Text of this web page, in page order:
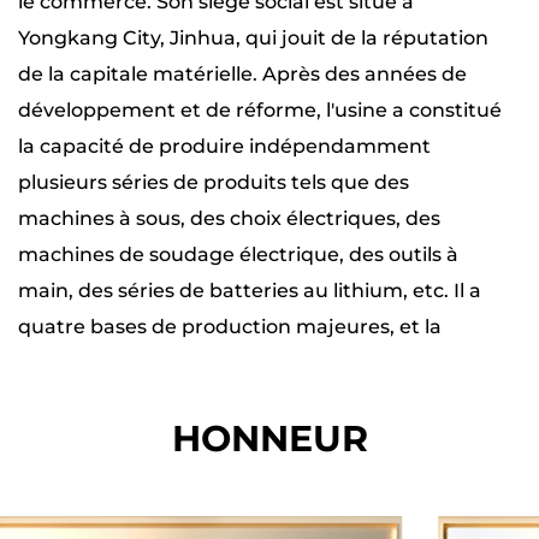
de maintenance.
Idéal pour une variété de projets
De l'installation de conduits électriques à la
création de canaux de plomberie, le chasseur
de mur à fente est bien adapté pour un large
éventail d'applications. Son adaptabilité à
différents matériaux, ainsi que son contrôle
ce soit à l'intérieur ou à l'extérieur, sur des
Yongkang City, Jinhua, qui jouit de la réputation
de la capitale matérielle. Après des années de
développement et de réforme, l'usine a constitué
la capacité de produire indépendamment
plusieurs séries de produits tels que des
machines à sous, des choix électriques, des
machines de soudage électrique, des outils à
main, des séries de batteries au lithium, etc. Il a
quatre bases de production majeures, et la
carrés. Le nombre total d'employés est de plus
HONNEUR